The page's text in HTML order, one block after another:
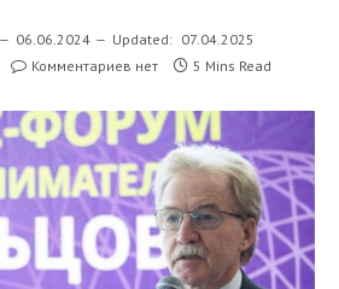
06.06.2024 Updated: 07.04.2025
Комментариев нет 5 Mins Read